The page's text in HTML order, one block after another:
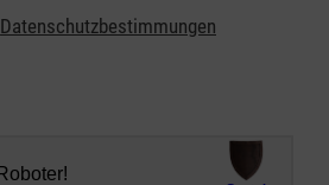
Datenschutzbestimmungen